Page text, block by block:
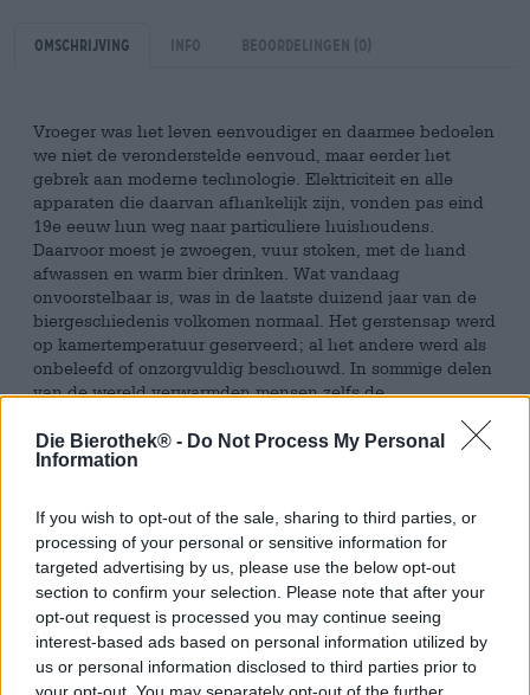
Die Bierothek® - Do Not Process My Personal
Information
If you wish to opt-out of the sale, sharing to third parties, or
processing of your personal or sensitive information for
targeted advertising by us, please use the below opt-out
section to confirm your selection. Please note that after your
opt-out request is processed you may continue seeing
interest-based ads based on personal information utilized by
us or personal information disclosed to third parties prior to
Omschrijving Info Beoordelingen (0)
Vroeger was het leven eenvoudiger en daarmee bedoelen
we niet de veronderstelde eenvoud, maar eerder het
gebrek aan moderne technologie. Elektriciteit en alle
apparaten die daarvan afhankelijk zijn, vonden pas eind
19e eeuw hun weg naar particuliere huishoudens.
Daarvoor moest je zwoegen, vuur stoken, met de hand
afwassen en warm bier drinken. Wat vandaag
onvoorstelbaar is, was in de laatste duizend jaar van de
biergeschiedenis volkomen normaal. Het gerstensap werd
op kamertemperatuur geserveerd; al het andere werd als
onbeleefd of onzorgvuldig beschouwd. In sommige delen
van de wereld verwarmden mensen zelfs de
lange dienst op de stoel van de bus.
houden ervan als het ijskoude brouwsel condensdruppels
op het glas tovert en de eerste slok echt verfrissend is.
Om ervoor te zorgen dat het bier in het blik of glas
gedurende de gehele drinkervaring koud blijft en je hand
niet bevriest, heeft brouwerij Stone Brewing een praktisch
gadget bedacht: de Beer Sleeve is een handige hoes die
je koel houdt dankzij isolatiemateriaal. De warmte van je